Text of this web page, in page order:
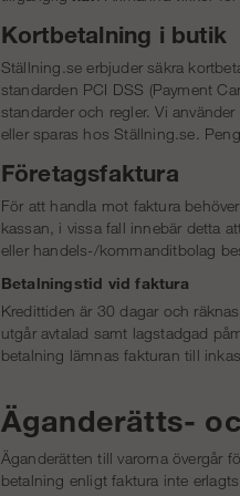
Kortbetalning i butik
Ställning.se erbjuder säkra
standarden PCI DSS (Payment
standarder och regler. Vi
eller sparas hos Ställning.se.
Företagsfaktura
För att handla mot faktura
kassan, i vissa fall innebär detta
eller handels-/kommanditbolag
Betalningstid vid faktura
Kredittiden är 30 dagar och
utgår avtalad samt lagstadgad
betalning lämnas fakturan till
Äganderätts-
Äganderätten till varorna övergår
betalning enligt faktura inte erlagts.